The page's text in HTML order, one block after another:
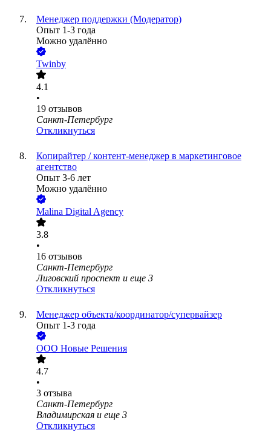
Менеджер поддержки (Модератор)
Опыт 1-3 года
Можно удалённо
Twinby
4.1
•
19 отзывов
Санкт-Петербург
Откликнуться
Копирайтер / контент-менеджер в маркетинговое
агентство
Опыт 3-6 лет
Можно удалённо
Malina Digital Agency
3.8
•
16 отзывов
Санкт-Петербург
Лиговский проспект и еще 3
Откликнуться
Менеджер объекта/координатор/супервайзер
Опыт 1-3 года
ООО Новые Решения
4.7
•
3 отзыва
Санкт-Петербург
Владимирская и еще 3
Откликнуться